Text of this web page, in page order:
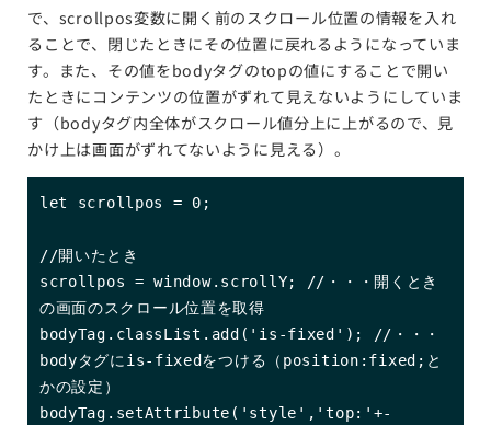
で、scrollpos変数に開く前のスクロール位置の情報を入れ
ることで、閉じたときにその位置に戻れるようになっていま
す。また、その値をbodyタグのtopの値にすることで開い
たときにコンテンツの位置がずれて見えないようにしていま
す（bodyタグ内全体がスクロール値分上に上がるので、見
かけ上は画面がずれてないように見える）。
let scrollpos = 0;
//開いたとき
scrollpos = window.scrollY; //・・・開くとき
の画面のスクロール位置を取得
bodyTag.classList.add('is-fixed'); //・・・
bodyタグにis-fixedをつける（position:fixed;と
かの設定）
bodyTag.setAttribute('style','top:'+-